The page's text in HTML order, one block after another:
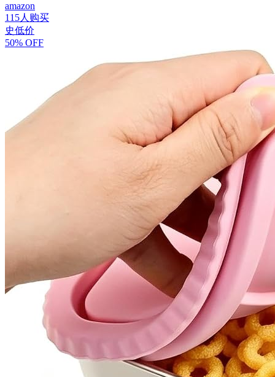
amazon
115人购买
史低价
50% OFF